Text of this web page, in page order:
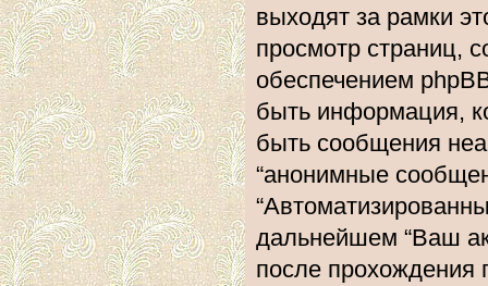
выходят за рамки
просмотр страниц,
обеспечением
быть информация,
быть сообщения
“анонимные
дальнейшем “Ваш
после прохождения